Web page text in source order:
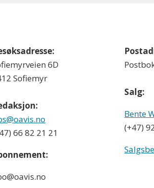
6D
Sofiemyr
66 82 21 21
Salg:
Bente
(+47)